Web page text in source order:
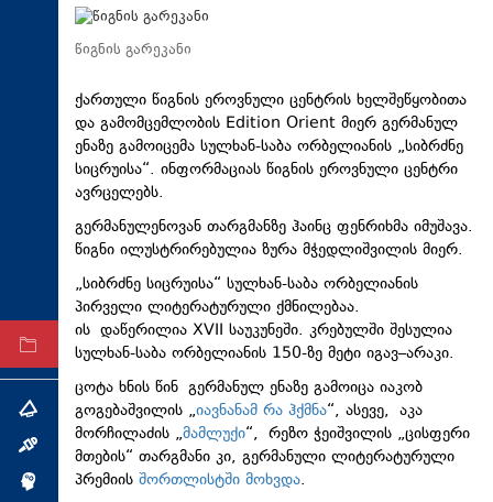
თავდაცვა
რეგიონი
კულტურა
სპორტი
ტექნოლოგიები
ტაბლოიდი
არქივი
თემა
ინტერვიუ
ინქვიზიცია
წიგნის გარეკანი
ქართული წიგნის ეროვნული ცენტრის ხელშეწყობითა
და გამომცემლობის Edition Orient მიერ გერმანულ
ენაზე გამოიცემა სულხან-საბა ორბელიანის „სიბრძნე
სიცრუისა“. ინფორმაციას წიგნის ეროვნული ცენტრი
ავრცელებს.
გერმანულენოვან თარგმანზე ჰაინც ფენრიხმა იმუშავა.
წიგნი ილუსტრირებულია ზურა მჭედლიშვილის მიერ.
„სიბრძნე სიცრუისა“ სულხან-საბა ორბელიანის
პირველი ლიტერატურული ქმნილებაა.
ის დაწერილია XVII საუკუნეში. კრებულში შესულია
სულხან-საბა ორბელიანის 150-ზე მეტი იგავ–არაკი.
ცოტა ხნის წინ გერმანულ ენაზე გამოიცა იაკობ
გოგებაშვილის „იავნანამ რა ჰქმნა“, ასევე, აკა
მორჩილაძის „მამლუქი“, რეზო ჭეიშვილის „ცისფერი
მთების“ თარგმანი კი, გერმანული ლიტერატურული
პრემიის შორთლისტში მოხვდა.